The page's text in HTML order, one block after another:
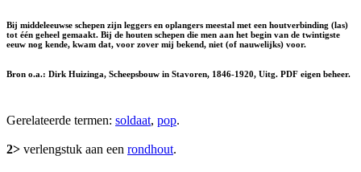
Bij middeleeuwse schepen zijn leggers en oplangers meestal met een houtverbinding (las)
tot één geheel gemaakt. Bij de houten schepen die men aan het begin van de twintigste
eeuw nog kende, kwam dat, voor zover mij bekend, niet (of nauwelijks) voor.
Bron o.a.: Dirk Huizinga, Scheepsbouw in Stavoren, 1846-1920, Uitg. PDF eigen beheer.
Gerelateerde termen: soldaat, pop.
2> verlengstuk aan een rondhout.